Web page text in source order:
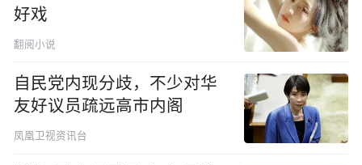
好戏
翻阅小说
自民党内现分歧，不少对华
友好议员疏远高市内阁
凤凰卫视资讯台